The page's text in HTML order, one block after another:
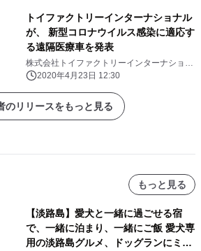
トイファクトリーインターナショナル
が、 新型コロナウイルス感染に適応す
る遠隔医療車を発表
株式会社トイファクトリーインターナショナ
ル 2020年4月23日 12:30
のリリースをもっと見る
もっと見る
【淡路島】愛犬と一緒に過ごせる宿
で、一緒に泊まり、一緒にご飯 愛犬専
用の淡路島グルメ、ドッグランにミニ